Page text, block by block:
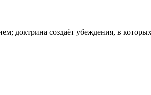
доктрина создаёт убеждения, в